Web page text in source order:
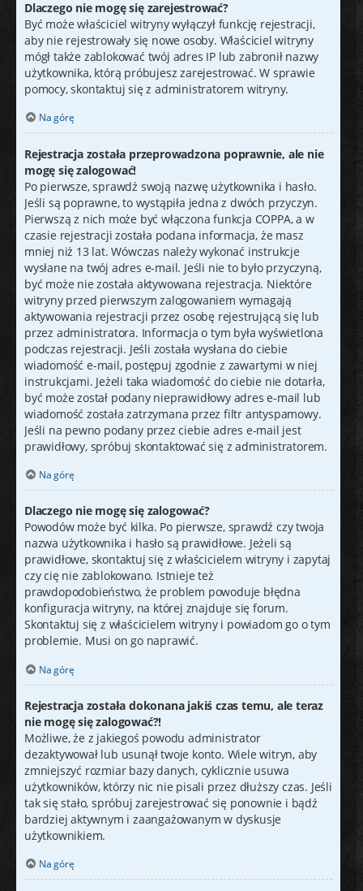
Dlaczego nie mogę się zarejestrować?
Być może właściciel witryny wyłączył funkcję rejestracji,
aby nie rejestrowały się nowe osoby. Właściciel witryny
mógł także zablokować twój adres IP lub zabronił nazwy
użytkownika, którą próbujesz zarejestrować. W sprawie
pomocy, skontaktuj się z administratorem witryny.
Na górę
Rejestracja została przeprowadzona poprawnie, ale nie
mogę się zalogować!
Po pierwsze, sprawdź swoją nazwę użytkownika i hasło.
Jeśli są poprawne, to wystąpiła jedna z dwóch przyczyn.
Pierwszą z nich może być włączona funkcja COPPA, a w
czasie rejestracji została podana informacja, że masz
mniej niż 13 lat. Wówczas należy wykonać instrukcje
wysłane na twój adres e-mail. Jeśli nie to było przyczyną,
być może nie została aktywowana rejestracja. Niektóre
witryny przed pierwszym zalogowaniem wymagają
aktywowania rejestracji przez osobę rejestrującą się lub
przez administratora. Informacja o tym była wyświetlona
podczas rejestracji. Jeśli została wysłana do ciebie
wiadomość e-mail, postępuj zgodnie z zawartymi w niej
instrukcjami. Jeżeli taka wiadomość do ciebie nie dotarła,
być może został podany nieprawidłowy adres e-mail lub
wiadomość została zatrzymana przez filtr antyspamowy.
Jeśli na pewno podany przez ciebie adres e-mail jest
prawidłowy, spróbuj skontaktować się z administratorem.
Na górę
Dlaczego nie mogę się zalogować?
Powodów może być kilka. Po pierwsze, sprawdź czy twoja
nazwa użytkownika i hasło są prawidłowe. Jeżeli są
prawidłowe, skontaktuj się z właścicielem witryny i zapytaj
czy cię nie zablokowano. Istnieje też
prawdopodobieństwo, że problem powoduje błędna
konfiguracja witryny, na której znajduje się forum.
Skontaktuj się z właścicielem witryny i powiadom go o tym
problemie. Musi on go naprawić.
Na górę
Rejestracja została dokonana jakiś czas temu, ale teraz
nie mogę się zalogować?!
Możliwe, że z jakiegoś powodu administrator
dezaktywował lub usunął twoje konto. Wiele witryn, aby
zmniejszyć rozmiar bazy danych, cyklicznie usuwa
użytkowników, którzy nic nie pisali przez dłuższy czas. Jeśli
tak się stało, spróbuj zarejestrować się ponownie i bądź
bardziej aktywnym i zaangażowanym w dyskusje
użytkownikiem.
Na górę